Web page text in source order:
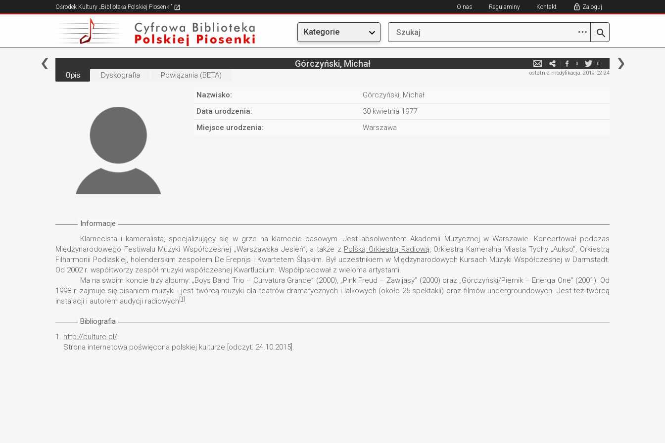
Ośrodek Kultury „Biblioteka Polskiej Piosenki” O nas Regulaminy Kontakt Zaloguj
Kategorie ⋯
Górczyński, Michał 0 0
ostatnia modyfikacja: 2019-02-24
Opis Dyskografia Powiązania (BETA)
Nazwisko:
Górczyński, Michał
Data urodzenia:
30 kwietnia 1977
Miejsce urodzenia:
Warszawa
Informacje
Klarnecista i kameralista, specjalizujący się w grze na klarnecie basowym. Jest absolwentem Akademii Muzycznej w Warszawie. Koncertował podczas
Międzynarodowego Festiwalu Muzyki Współczesnej „Warszawska Jesień”, a także z Polską Orkiestrą Radiową, Orkiestrą Kameralną Miasta Tychy „Aukso”, Orkiestrą
Filharmonii Podlaskiej, holenderskim zespołem De Ereprijs i Kwartetem Śląskim. Był uczestnikiem w Międzynarodowych Kursach Muzyki Współczesnej w Darmstadt.
Od 2002 r. współtworzy zespół muzyki współczesnej Kwartludium. Współpracował z wieloma artystami.
Ma na swoim koncie trzy albumy: „Boys Band Trio – Curvatura Grande” (2000), „Pink Freud – Zawijasy” (2000) oraz „Górczyński/Piernik – Energa One” (2001). Od
1998 r. zajmuje się pisaniem muzyki - jest twórcą muzyki dla teatrów dramatycznych i lalkowych (około 25 spektakli) oraz filmów undergroundowych. Jest też twórcą
instalacji i autorem audycji radiowych [1] .
Bibliografia
1. http://culture.pl/
Strona internetowa poświęcona polskiej kulturze [odczyt: 24.10.2015].